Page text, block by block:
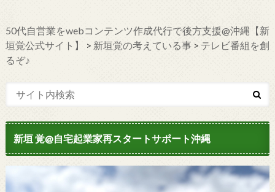
50代自営業をwebコンテンツ作成代行で後方支援@沖縄【新
垣覚公式サイト】
> 新垣覚の考えている事> テレビ番組を創
るぞ♪
新垣 覚@自宅起業家再スタートサポート沖縄